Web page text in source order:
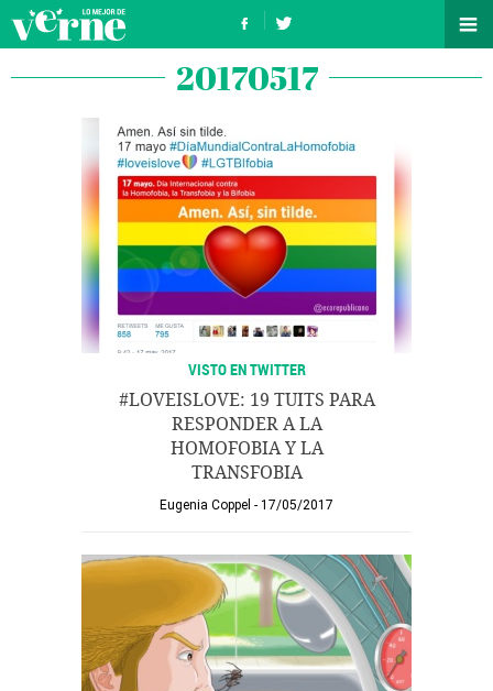
20170517
VISTO EN TWITTER
#LOVEISLOVE: 19 TUITS PARA
RESPONDER A LA
HOMOFOBIA Y LA
TRANSFOBIA
Eugenia Coppel 17/05/2017